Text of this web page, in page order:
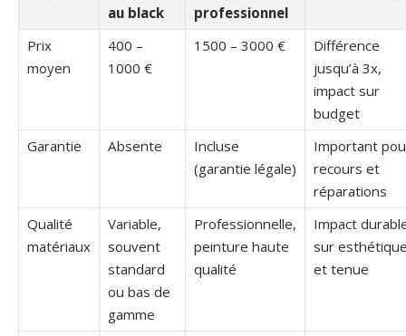
au black
professionnel
Prix
moyen
400 –
1000 €
1500 – 3000 €
Différence
jusqu’à 3x,
impact sur
budget
Garantie
Absente
Incluse
(garantie légale)
Important
recours et
réparations
Qualité
matériaux
Variable,
souvent
standard
ou bas de
gamme
Professionnelle,
peinture haute
qualité
Impact
sur
et tenue